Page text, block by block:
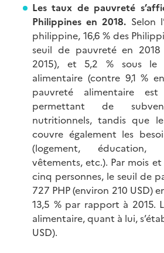
Les taux de pauvreté
Philippines en 2018. Selon
philippine, 16,6 % des
seuil de pauvreté en
2015), et 5,2 % sous le
alimentaire (contre 9,1 %
pauvreté alimentaire
permettant de
nutritionnels, tandis que
couvre également les
(logement, éducation,
vêtements, etc.). Par mois
cinq personnes, le seuil de
727 PHP (environ 210 USD)
13,5 % par rapport à 2015.
alimentaire, quant à lui,
USD).